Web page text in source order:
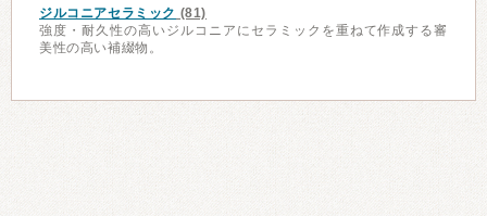
ジルコニアセラミック (81)
強度・耐久性の高いジルコニアにセラミックを重ねて作成する審
美性の高い補綴物。